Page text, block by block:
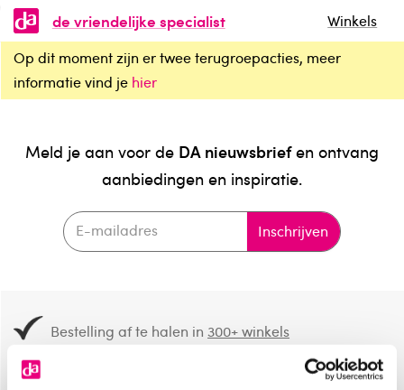
de vriendelijke specialist
Winkels
Op dit moment zijn er twee terugroepacties, meer
informatie vind je hier
Meld je aan voor de DA nieuwsbriefen ontvang
aanbiedingen en inspiratie.
Inschrijven
Bestelling af te halen in300+ winkels